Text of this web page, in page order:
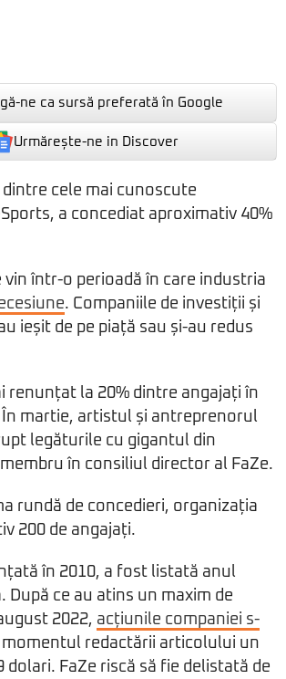
ne ca sursă preferată în Google
Urmărește-ne in Discover
dintre cele mai cunoscute
a concediat aproximativ 40%
într-o perioadă în care industria
. Companiile de investiții și
ieșit de pe piață sau și-au redus
renunțat la 20% dintre angajați în
martie, artistul și antreprenorul
legăturile cu gigantul din
în consiliul director al FaZe.
rundă de concedieri, organizația
200 de angajați.
în 2010, a fost listată anul
După ce au atins un maxim de
2022, acțiunile companiei s-
momentul redactării articolului un
dolari. FaZe riscă să fie delistată de